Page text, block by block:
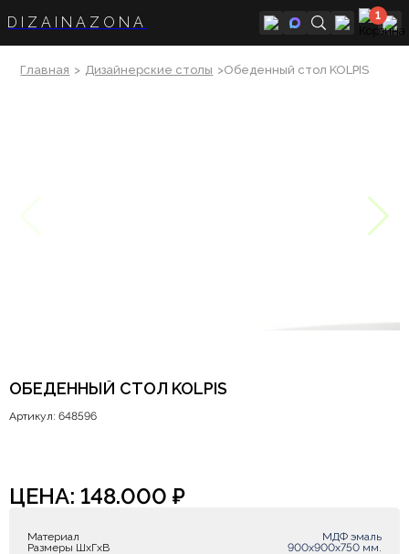
DIZAINAZONA 1
Главная > Дизайнерские столы >Обеденный стол KOLPIS
ОБЕДЕННЫЙ СТОЛ KOLPIS
Артикул: 648596
ЦЕНА: 148.000 ₽
Материал
МДФ эмаль
Размеры ШxГxВ
900х900х750 мм.